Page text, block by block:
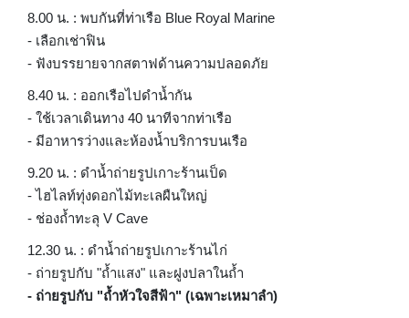
8.00 น. : พบกันที่ท่าเรือ Blue Royal Marine
- เลือกเช่าฟิน
- ฟังบรรยายจากสตาฟด้านความปลอดภัย
8.40 น. : ออกเรือไปดำน้ำกัน
- ใช้เวลาเดินทาง 40 นาทีจากท่าเรือ
- มีอาหารว่างและห้องน้ำบริการบนเรือ
9.20 น. : ดำน้ำถ่ายรูปเกาะร้านเป็ด
- ไฮไลท์ทุ่งดอกไม้ทะเลผืนใหญ่
- ช่องถ้ำทะลุ V Cave
12.30 น. : ดำน้ำถ่ายรูปเกาะร้านไก่
- ถ่ายรูปกับ "ถ้ำแสง" และฝูงปลาในถ้ำ
- ถ่ายรูปกับ "ถ้ำหัวใจสีฟ้า" (เฉพาะเหมาลำ)